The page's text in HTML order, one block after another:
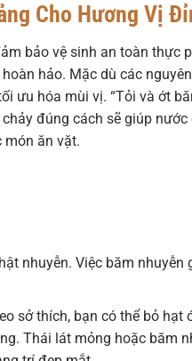
Cho Hương Vị
bảo vệ sinh an toàn thực
hảo. Mặc dù các
ưu hóa mùi vị. “Tỏi và ớt
đúng cách sẽ giúp
món ăn vặt.
nhuyễn. Việc băm
sở thích, bạn có thể bỏ
Thái lát mỏng hoặc băm